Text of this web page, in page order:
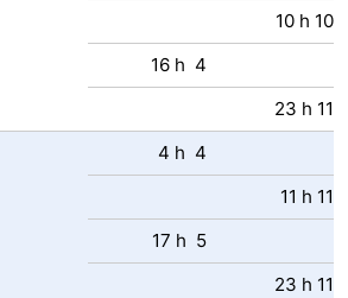
10 h 10
16 h 4
23 h 11
4 h 4
11 h 11
17 h 5
23 h 11